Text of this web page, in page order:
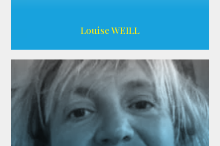
Louise WEILL